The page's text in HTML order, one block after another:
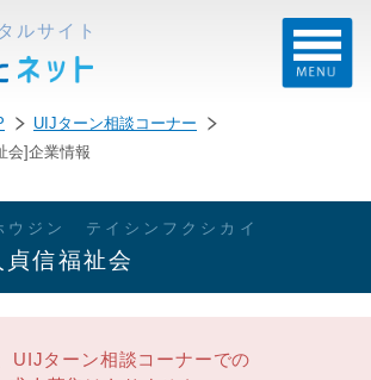
ルサイト
UIJターン相談コーナー
会]企業情報
ウジン テイシンフクシカイ
信福祉会
UIJターン相談コーナーでの